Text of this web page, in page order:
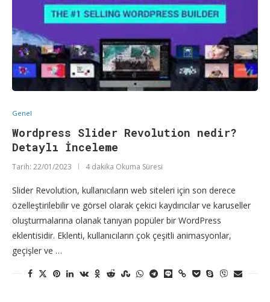
Genel
Wordpress Slider Revolution nedir?
Detaylı İnceleme
Tarih: 22/01/2023 4 dakika Okuma Süresi
Slider Revolution, kullanıcıların web siteleri için son derece
özelleştirilebilir ve görsel olarak çekici kaydırıcılar ve karuseller
oluşturmalarına olanak tanıyan popüler bir WordPress
eklentisidir. Eklenti, kullanıcıların çok çeşitli animasyonlar,
geçişler ve …